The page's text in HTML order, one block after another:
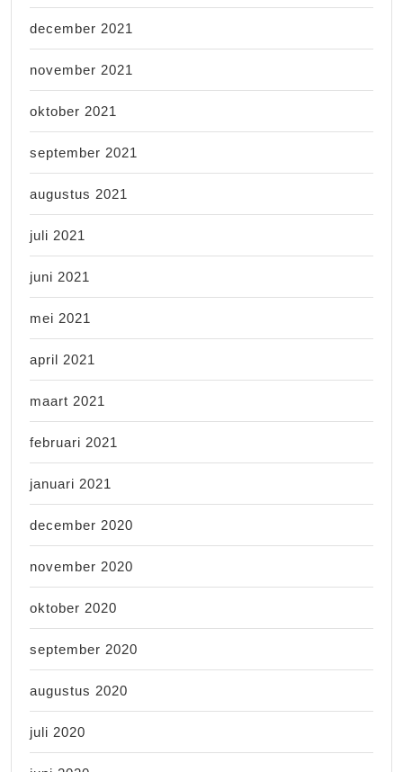
december 2021
november 2021
oktober 2021
september 2021
augustus 2021
juli 2021
juni 2021
mei 2021
april 2021
maart 2021
februari 2021
januari 2021
december 2020
november 2020
oktober 2020
september 2020
augustus 2020
juli 2020